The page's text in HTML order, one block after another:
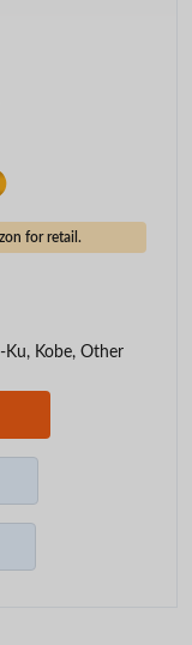
for retail.
Kobe, Other